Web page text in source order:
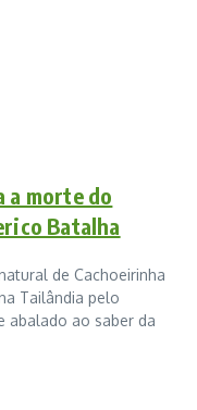
a morte do
Batalha
de Cachoeirinha
Tailândia pelo
abalado ao saber da